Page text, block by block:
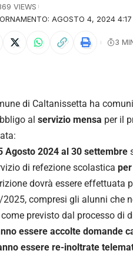
AGOSTO 4, 2024
VIEWS
3
di Caltanissetta ha
al servizio mensa per il
Agosto 2024 al 30 settembre
di refezione scolastica
dovrà essere effettuata
compresi gli alunni che
come previsto dal processo di
essere accolte domande
essere re-inoltrate